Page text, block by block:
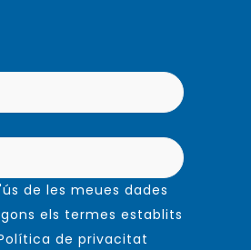
de les meues dades
els termes establits
de privacitat